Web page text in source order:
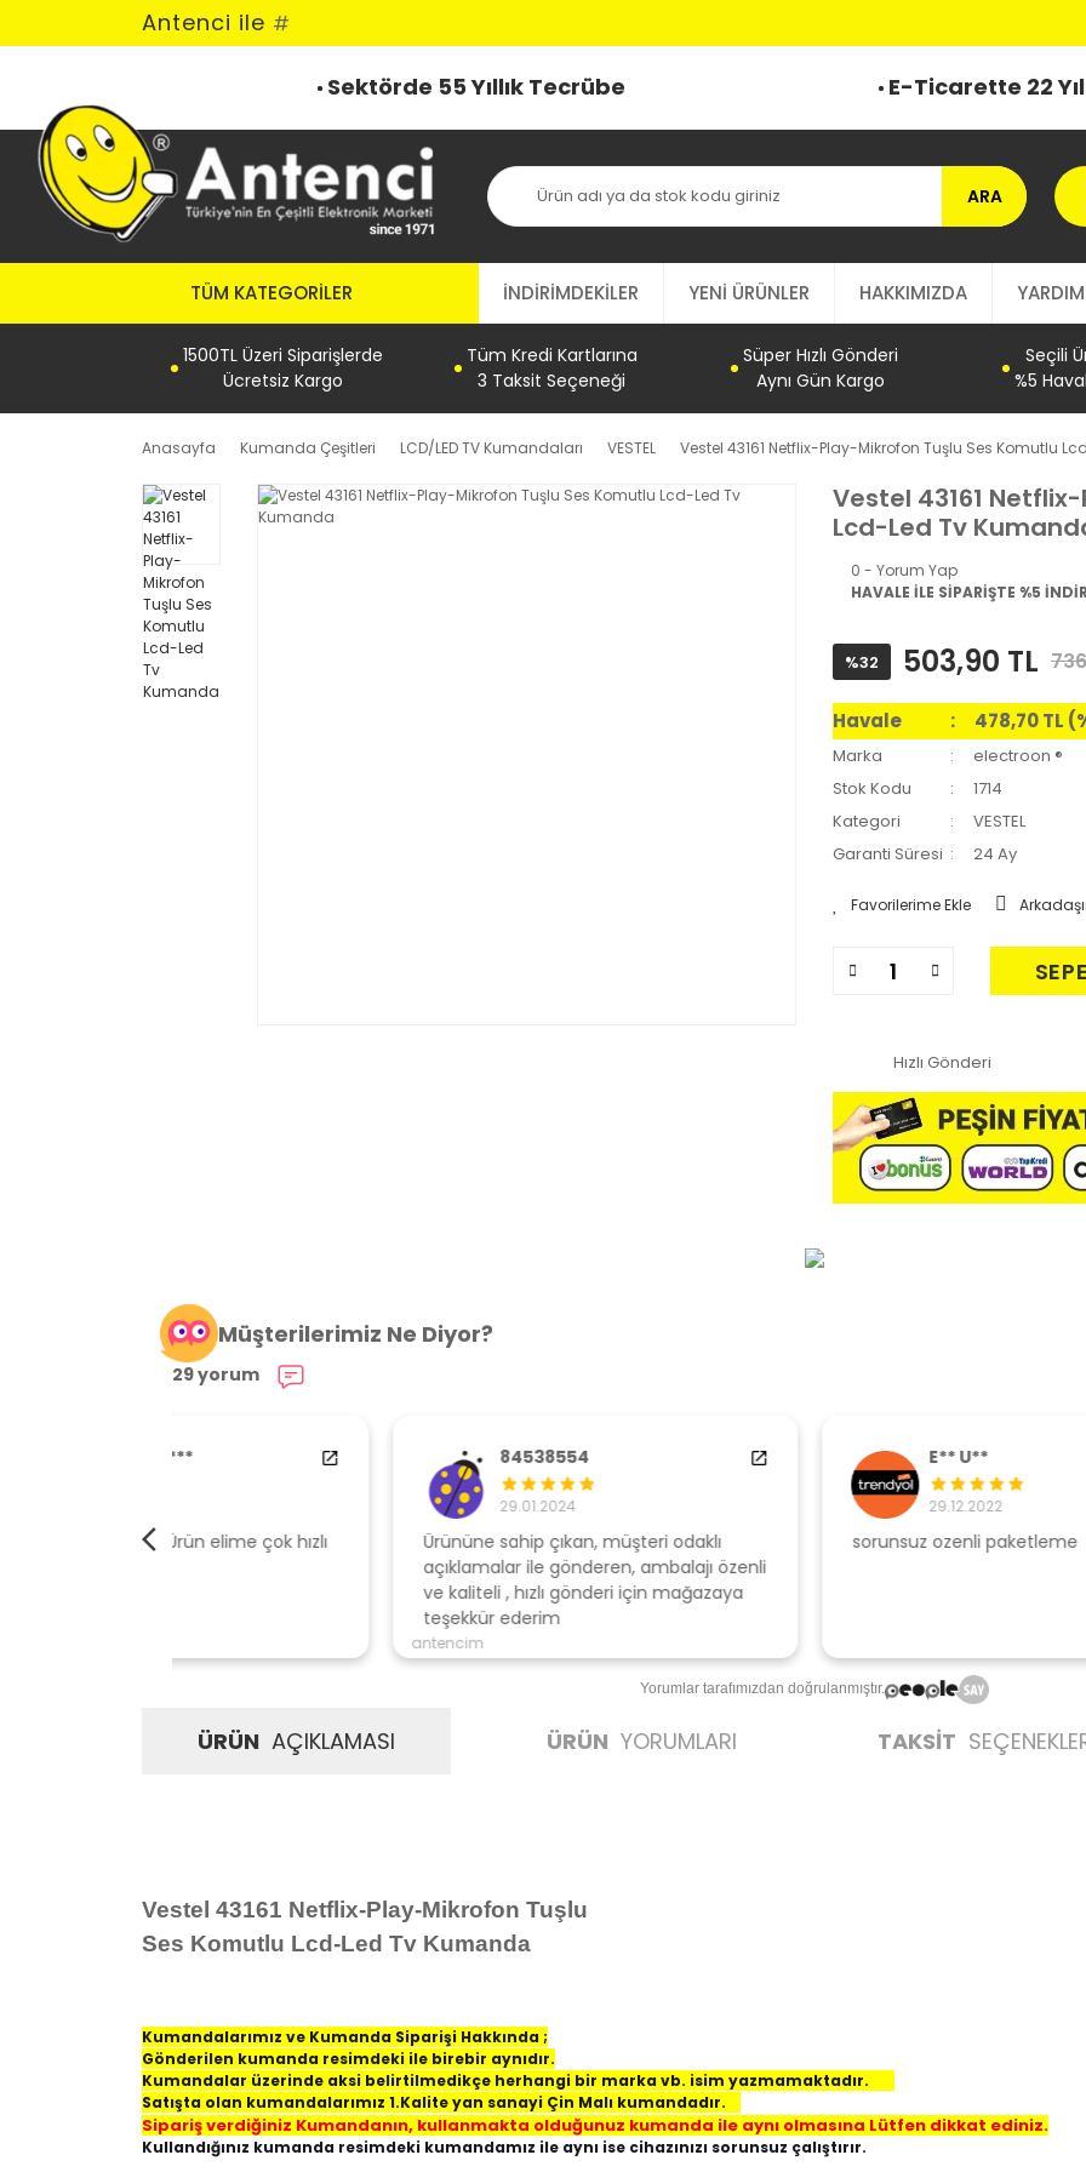
Antenci ile #
Sektörde 55 Yıllık Tecrübe E-Ticarette 22
ARA
TÜM KATEGORILER İNDİRİMDEKİLER YENİ ÜRÜNLER HAKKIMIZDA YARDIM
1500TL Üzeri Siparişlerde
Ücretsiz Kargo
Tüm Kredi Kartlarına
3 Taksit Seçeneği
Süper Hızlı Gönderi
Aynı Gün Kargo
Seçili
%5
Anasayfa Kumanda Çeşitleri LCD/LED TV Kumandaları VESTEL Vestel 43161 Netflix-Play-Mikrofon Tuşlu Ses Komutlu
Vestel 43161
Lcd-Led Tv
0 - Yorum Yap
HAVALE İLE SİPARİŞTE %5
%32 503,90 TL
Havale 478,70 TL
Marka
electroon ®
Stok Kodu
1714
Kategori
VESTEL
Garanti Süresi
24 Ay
Hızlı Gönderi
Müşterilerimiz Ne Diyor?
29 yorum
84538554
Ürününe sahip çıkan, müşteri odaklı
açıklamalar ile gönderen, ambalajı özenli
ve kaliteli , hızlı gönderi için mağazaya
E** U**
sorunsuz ozenli paketleme
Yorumlar tarafımızdan doğrulanmıştır.
ÜRÜN AÇIKLAMASI ÜRÜN YORUMLARI TAKSİT
Vestel 43161 Netflix-Play-Mikrofon Tuşlu
Ses Komutlu Lcd-Led Tv Kumanda
Kumandalarımız ve Kumanda Siparişi Hakkında ;
Gönderilen kumanda resimdeki ile birebir aynıdır.
Kumandalar üzerinde aksi belirtilmedikçe herhangi bir marka vb. isim yazmamaktadır.
Satışta olan kumandalarımız 1.Kalite yan sanayi Çin Malı kumandadır.
Sipariş verdiğiniz Kumandanın, kullanmakta olduğunuz kumanda ile aynı olmasına Lütfen dikkat ediniz.
Kullandığınız kumanda resimdeki kumandamız ile aynı ise cihazınızı sorunsuz çalıştırır.